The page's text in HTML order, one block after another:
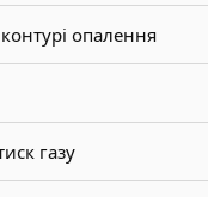
опалення
газу